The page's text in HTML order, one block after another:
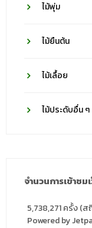
ไม้พุ่ม
ไม้ยืนต้น
ไม้เลื้อย
ไม้ประดับอื่น ๆ
จำนวนการเข้าช
5,738,271 ครั้ง (
Powered by